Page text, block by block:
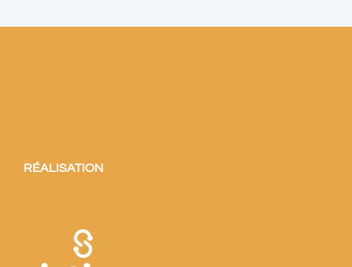
RÉALISATION